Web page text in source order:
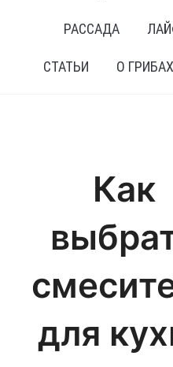
РАССАДА
СТАТЬИ О ГРИБАХ
Как
для